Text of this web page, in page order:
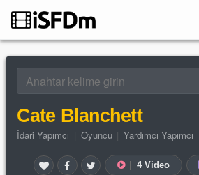
Cate Blanchett
İdari Yapımcı Oyuncu Yardımcı Yapımcı
4 Video